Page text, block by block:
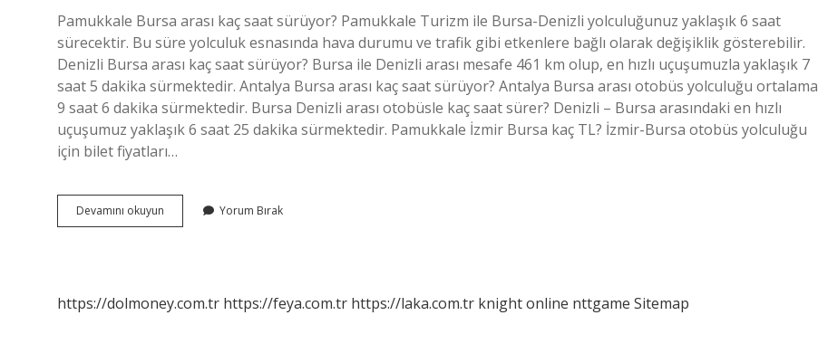
Pamukkale Bursa arası kaç saat sürüyor? Pamukkale Turizm ile Bursa-Denizli yolculuğunuz yaklaşık 6 saat
sürecektir. Bu süre yolculuk esnasında hava durumu ve trafik gibi etkenlere bağlı olarak değişiklik gösterebilir.
Denizli Bursa arası kaç saat sürüyor? Bursa ile Denizli arası mesafe 461 km olup, en hızlı uçuşumuzla yaklaşık 7
saat 5 dakika sürmektedir. Antalya Bursa arası kaç saat sürüyor? Antalya Bursa arası otobüs yolculuğu ortalama
9 saat 6 dakika sürmektedir. Bursa Denizli arası otobüsle kaç saat sürer? Denizli – Bursa arasındaki en hızlı
uçuşumuz yaklaşık 6 saat 25 dakika sürmektedir. Pamukkale İzmir Bursa kaç TL? İzmir-Bursa otobüs yolculuğu
için bilet fiyatları…
Devamını okuyun Pamukkale
Bursa
Yorum Bırak
https://dolmoney.com.tr https://feya.com.tr https://laka.com.tr knight online nttgame Sitemap